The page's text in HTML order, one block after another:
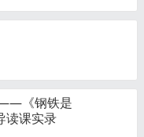
《钢铁是
读课实录